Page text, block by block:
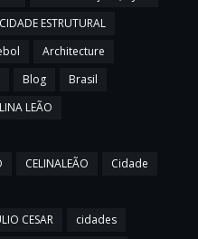
ESTRUTURAL
Architecture
Blog
Brasil
LEÃO
CELINALEÃO
Cidade
CESAR
cidades